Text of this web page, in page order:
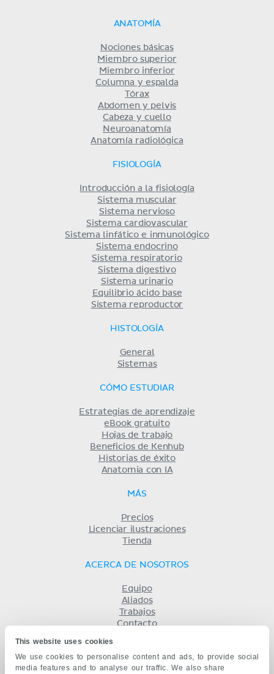
This website uses cookies
We use cookies to personalise content and ads, to provide social
media features and to analyse our traffic. We also share
ANATOMÍA
Nociones básicas
Miembro superior
Miembro inferior
Columna y espalda
Tórax
Abdomen y pelvis
Cabeza y cuello
Neuroanatomía
Anatomía radiológica
FISIOLOGÍA
Introducción a la fisiología
Sistema muscular
Sistema nervioso
Sistema cardiovascular
Sistema linfático e inmunológico
Sistema endocrino
Sistema respiratorio
Sistema digestivo
Sistema urinario
Equilibrio ácido base
Sistema reproductor
HISTOLOGÍA
General
Sistemas
CÓMO ESTUDIAR
Estrategias de aprendizaje
eBook gratuito
Hojas de trabajo
Beneficios de Kenhub
Historias de éxito
Anatomia con IA
MÁS
Precios
Licenciar ilustraciones
Tienda
ACERCA DE NOSOTROS
Equipo
Aliados
Trabajos
Contacto
Términos y condiciones
Privacidad
KENHUB EN...